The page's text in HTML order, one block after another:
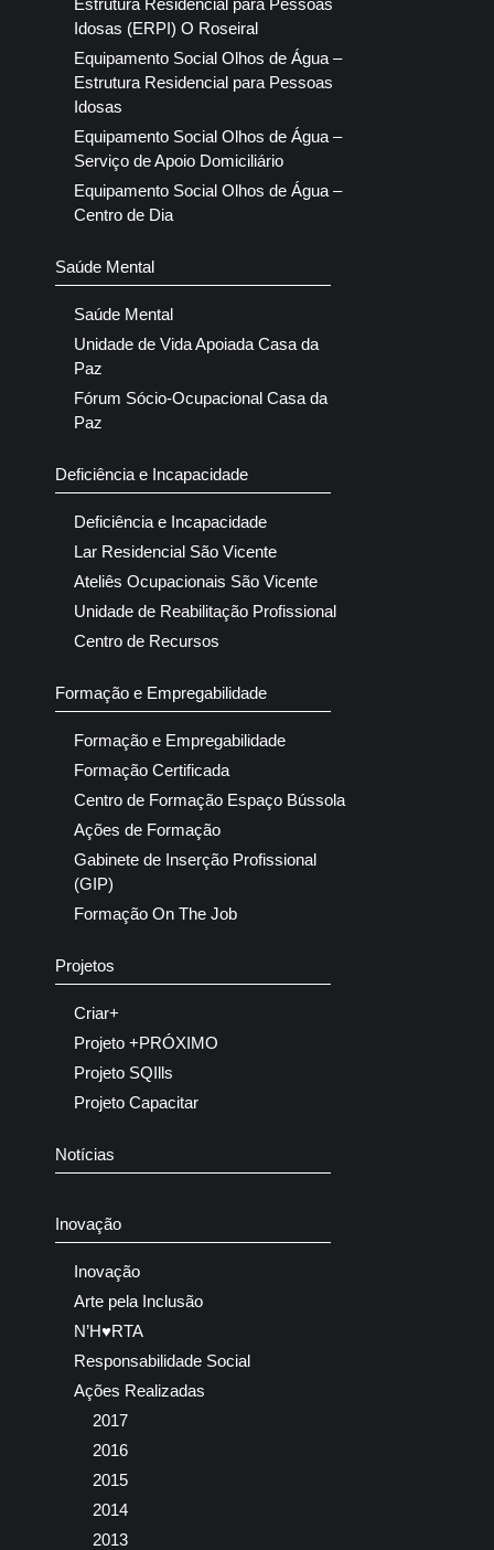
Idosas (ERPI) O Roseiral
Equipamento Social Olhos de Água –
Estrutura Residencial para Pessoas
Idosas
Equipamento Social Olhos de Água –
Serviço de Apoio Domiciliário
Equipamento Social Olhos de Água –
Centro de Dia
Saúde Mental
Saúde Mental
Unidade de Vida Apoiada Casa da
Paz
Fórum Sócio-Ocupacional Casa da
Paz
Deficiência e Incapacidade
Deficiência e Incapacidade
Lar Residencial São Vicente
Ateliês Ocupacionais São Vicente
Unidade de Reabilitação Profissional
Centro de Recursos
Formação e Empregabilidade
Formação e Empregabilidade
Formação Certificada
Centro de Formação Espaço Bússola
Ações de Formação
Gabinete de Inserção Profissional
(GIP)
Formação On The Job
Projetos
Criar+
Projeto +PRÓXIMO
Projeto SQIlls
Projeto Capacitar
Notícias
Inovação
Inovação
Arte pela Inclusão
N’H♥RTA
Responsabilidade Social
Ações Realizadas
2017
2016
2015
2014
2013